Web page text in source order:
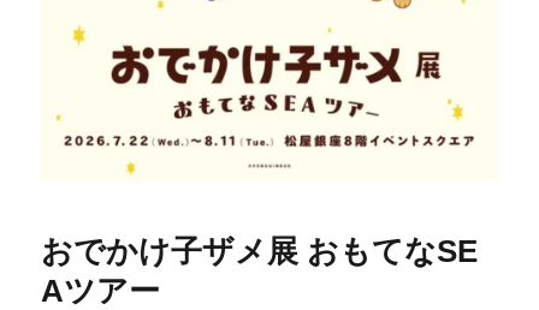
おでかけ子ザメ展 おもてなSE
Aツアー